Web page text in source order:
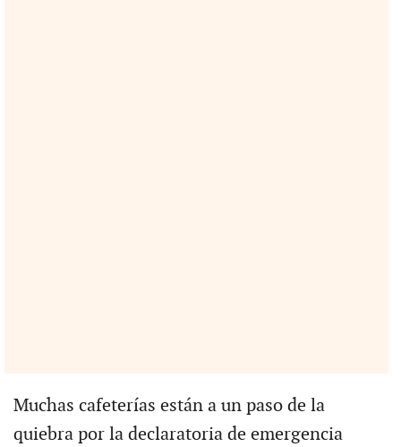
Muchas cafeterías están a un paso de la
quiebra por la declaratoria de emergencia